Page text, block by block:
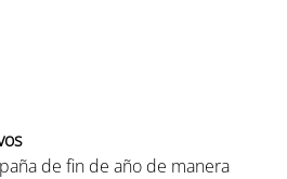
de fin de año de manera